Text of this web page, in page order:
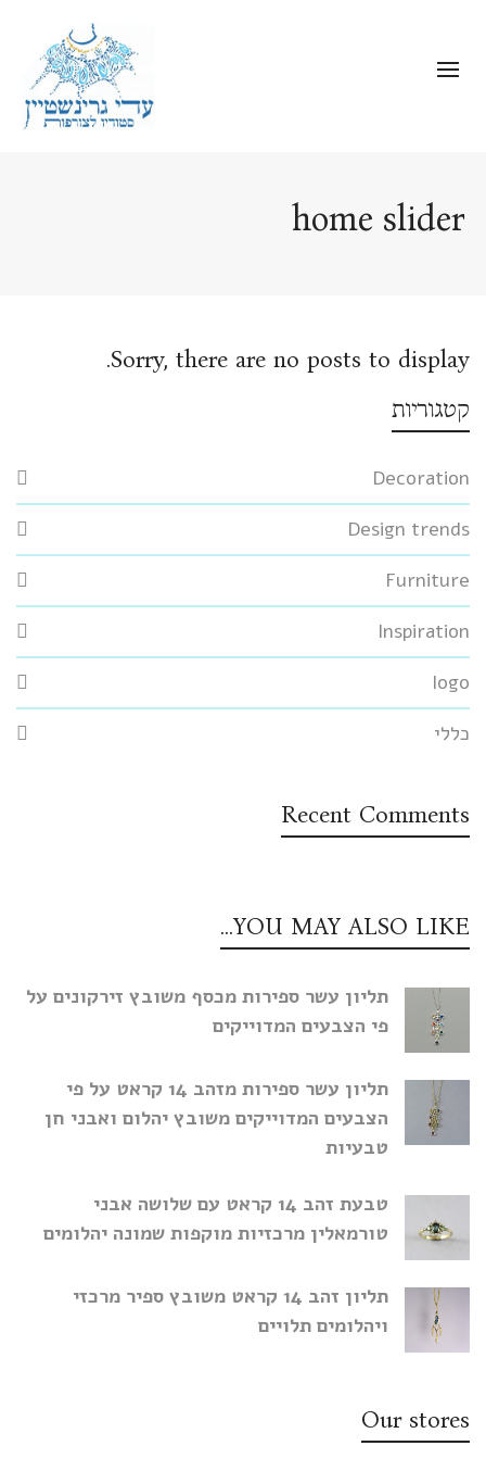
home slider
Sorry, there are no posts to display.
קטגוריות
Decoration
Design trends
Furniture
Inspiration
logo
כללי
Recent Comments
YOU MAY ALSO LIKE…
תליון עשר ספירות מכסף משובץ זירקונים על
פי הצבעים המדוייקים
תליון עשר ספירות מזהב 14 קראט על פי
הצבעים המדוייקים משובץ יהלום ואבני חן
טבעיות
טבעת זהב 14 קראט עם שלושה אבני
טורמאלין מרכזיות מוקפות שמונה יהלומים
תליון זהב 14 קראט משובץ ספיר מרכזי
ויהלומים תלויים
Our stores